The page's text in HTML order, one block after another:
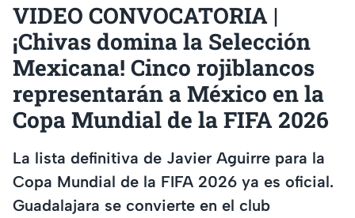
VIDEO CONVOCATORIA |
¡Chivas domina la Selección
Mexicana! Cinco rojiblancos
representarán a México en la
Copa Mundial de la FIFA 2026
La lista definitiva de Javier Aguirre para la
Copa Mundial de la FIFA 2026 ya es oficial.
Guadalajara se convierte en el club